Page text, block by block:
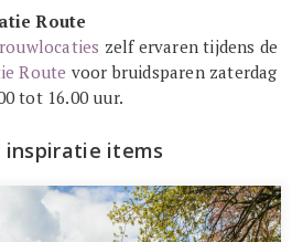
Route
zelf ervaren tijdens de
Route voor bruidsparen zaterdag
tot 16.00 uur.
inspiratie items